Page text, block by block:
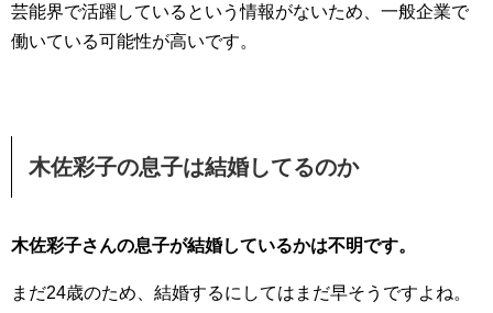
芸能界で活躍しているという情報がないため、一般企業で
働いている可能性が高いです。
木佐彩子の息子は結婚してるのか
木佐彩子さんの息子が結婚しているかは不明です。
まだ24歳のため、結婚するにしてはまだ早そうですよね。